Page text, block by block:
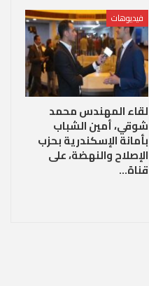
فيديوهات
لقاء المهندس محمد
شوقي، أمين الشباب
بأمانة الإسكندرية بحزب
الإصلاح والنهضة، على
قناة…